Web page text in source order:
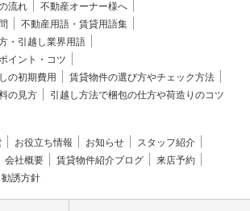
流れ
不動産オーナー様へ
不動産用語・賃貸用語集
・引越し業界用語
イント・コツ
の初期費用
賃貸物件の選び方やチェック方法
の見方
引越し方法で梱包の仕方や荷造りのコツ
お役立ち情報 お知らせ
スタッフ紹介
会社概要 賃貸物件紹介ブログ
来店予約
勧誘方針